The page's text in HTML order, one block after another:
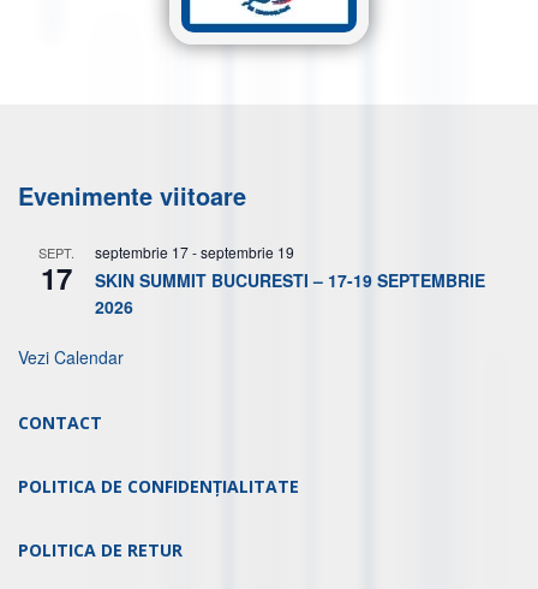
Evenimente viitoare
SEPT.
17
septembrie 17-septembrie 19
SKIN SUMMIT BUCURESTI – 17-19 SEPTEMBRIE
2026
Vezi Calendar
CONTACT
POLITICA DE CONFIDENȚIALITATE
POLITICA DE RETUR